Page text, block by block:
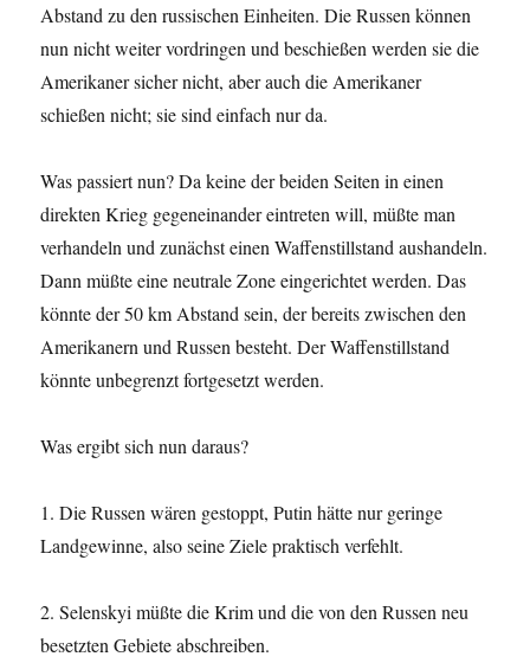
Abstand zu den russischen Einheiten. Die Russen können
nun nicht weiter vordringen und beschießen werden sie die
Amerikaner sicher nicht, aber auch die Amerikaner
schießen nicht; sie sind einfach nur da.
Was passiert nun? Da keine der beiden Seiten in einen
direkten Krieg gegeneinander eintreten will, müßte man
verhandeln und zunächst einen Waffenstillstand aushandeln.
Dann müßte eine neutrale Zone eingerichtet werden. Das
könnte der 50 km Abstand sein, der bereits zwischen den
Amerikanern und Russen besteht. Der Waffenstillstand
könnte unbegrenzt fortgesetzt werden.
Was ergibt sich nun daraus?
1. Die Russen wären gestoppt, Putin hätte nur geringe
Landgewinne, also seine Ziele praktisch verfehlt.
2. Selenskyi müßte die Krim und die von den Russen neu
besetzten Gebiete abschreiben.